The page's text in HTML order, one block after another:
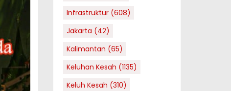
Infrastruktur(608)
Jakarta (42)
Kalimantan (65)
Keluhan Kesah (1135)
Keluh Kesah (310)